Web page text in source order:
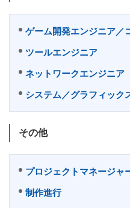
ゲーム開発エンジニア／
ツールエンジニア
ネットワークエンジニア
システム／グラフィック
その他
プロジェクトマネージャ
制作進行